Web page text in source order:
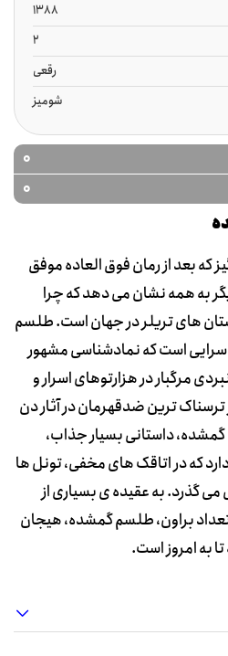
1388
2
رقعی
شومیز
0
0
که بعد از رمان فوق العاده موفق
به همه نشان می دهد که چرا
های تریلر در جهان است. طلسم
است که نمادشناسی مشهور
مرگبار در هزارتوهای اسرار و
ترسناک ترین ضدقهرمان در آثار دن
داستانی بسیار جذاب،
که در اتاقک های مخفی، تونل ها
گذرد. به عقیده ی بسیاری از
براون، طلسم گمشده، هیجان
به امروز است.